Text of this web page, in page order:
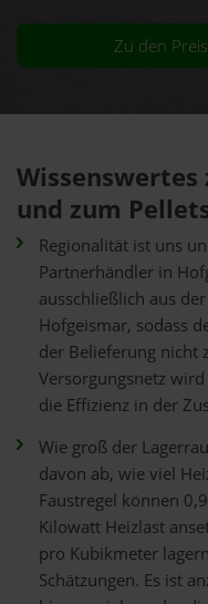
Zu den
und zum
Regionalität ist uns
Partnerhändler in
ausschließlich aus
Hofgeismar, sodass
der Belieferung nicht
Versorgungsnetz
die Effizienz in der
Wie groß der
davon ab, wie viel
Faustregel können
Kilowatt Heizlast
pro Kubikmeter
Schätzungen. Es ist